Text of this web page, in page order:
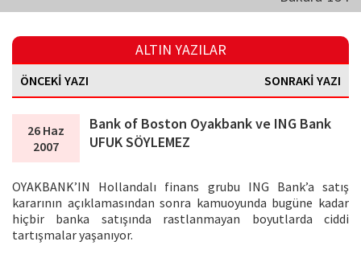
ALTIN YAZILAR
ÖNCEKİ YAZI SONRAKİ YAZI
26 Haz
2007
Bank of Boston Oyakbank ve ING Bank
UFUK SÖYLEMEZ
OYAKBANK’IN Hollandalı finans grubu ING Bank’a satış
kararının açıklamasından sonra kamuoyunda bugüne kadar
hiçbir banka satışında rastlanmayan boyutlarda ciddi
tartışmalar yaşanıyor.